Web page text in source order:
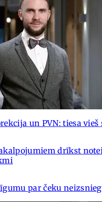
un PVN: tiesa
drīkst
par čeku